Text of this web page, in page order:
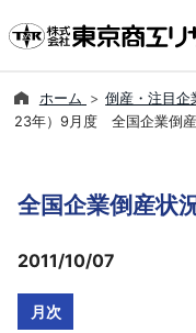
倒
ホーム 倒産・注目企
23年）9月度 全国企業倒
全国企業倒産状
2011/10/07
月次